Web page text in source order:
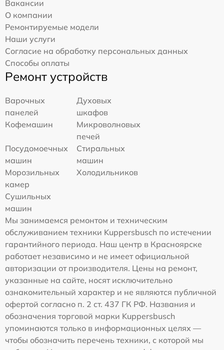
Вакансии
О компании
Ремонтируемые модели
Наши услуги
Согласие на обработку персональных данных
Способы оплаты
Ремонт устройств
Варочных
панелей
Духовых
шкафов
Кофемашин
Микроволновых
печей
Посудомоечных
машин
Стиральных
машин
Морозильных
камер
Холодильников
Сушильных
машин
Мы занимаемся ремонтом и техническим
обслуживанием техники Kuppersbusch по истечении
гарантийного периода. Наш центр в Красноярске
работает независимо и не имеет официальной
авторизации от производителя. Цены на ремонт,
указанные на сайте, носят исключительно
ознакомительный характер и не являются публичной
офертой согласно п. 2 ст. 437 ГК РФ. Названия и
обозначения торговой марки Kuppersbusch
упоминаются только в информационных целях —
чтобы обозначить перечень техники, с которой мы